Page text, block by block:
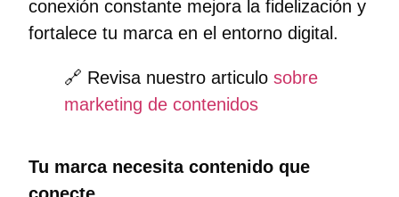
conexión constante mejora la fidelización y
fortalece tu marca en el entorno digital.
🔗 Revisa nuestro articulosobre
marketing de contenidos
Tu marca necesita contenido que